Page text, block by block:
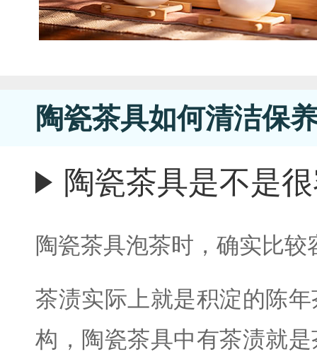
陶瓷茶具如何清洁保
陶瓷茶具是不是
陶瓷茶具泡茶时，确实比较
茶渍实际上就是积淀的陈
构，陶瓷茶具中有茶渍就